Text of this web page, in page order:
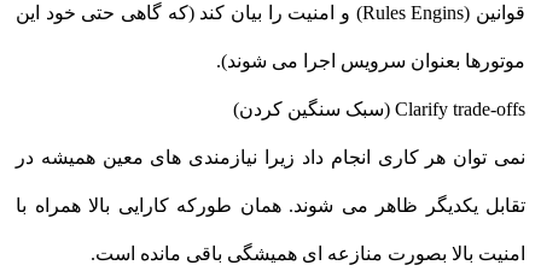
قوانین (Rules Engins) و امنیت را بیان کند (که گاهی حتی خود این
موتورها بعنوان سرویس اجرا می شوند).
Clarify trade-offs (سبک سنگین کردن)
نمی توان هر کاری انجام داد زیرا نیازمندی های معین همیشه در
تقابل یکدیگر ظاهر می شوند. همان طورکه کارایی بالا همراه با
امنیت بالا بصورت منازعه ای همیشگی باقی مانده است.